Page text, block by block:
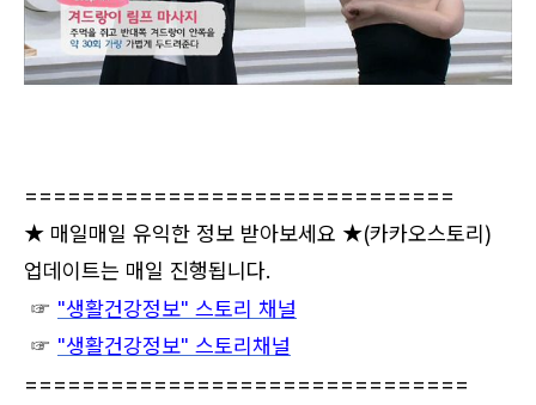
==============================
★ 매일매일 유익한 정보 받아보세요 ★(카카오스토리)
업데이트는 매일 진행됩니다.
☞ "생활건강정보" 스토리 채널
☞ "생활건강정보" 스토리채널
===============================